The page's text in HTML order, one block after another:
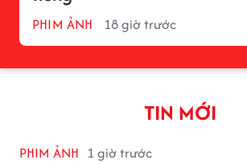
PHIM ẢNH 18 giờ trước
TIN MỚI
PHIM ẢNH 1 giờ trước